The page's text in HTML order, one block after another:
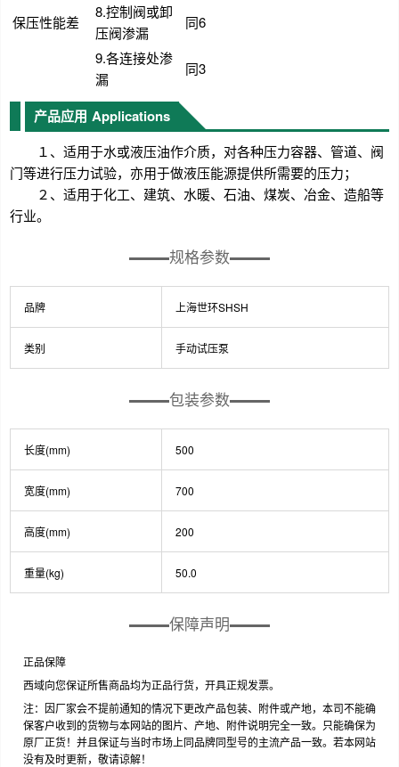
保压性能差
8.控制阀或卸
压阀渗漏
同6
9.各连接处渗
漏
同3
产品应用 Applications
１、适用于水或液压油作介质，对各种压力容器、管道、阀
门等进行压力试验，亦用于做液压能源提供所需要的压力；
２、适用于化工、建筑、水暖、石油、煤炭、冶金、造船等
行业。
规格参数
品牌 上海世环SHSH
类别 手动试压泵
包装参数
长度(mm) 500
宽度(mm) 700
高度(mm) 200
重量(kg) 50.0
保障声明
正品保障
西域向您保证所售商品均为正品行货，开具正规发票。
注：因厂家会不提前通知的情况下更改产品包装、附件或产地，本司不能确
保客户收到的货物与本网站的图片、产地、附件说明完全一致。只能确保为
原厂正货！并且保证与当时市场上同品牌同型号的主流产品一致。若本网站
没有及时更新，敬请谅解！